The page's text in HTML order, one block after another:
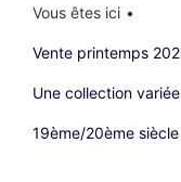
Vous êtes ici
Vente printemps
Une collection
19ème/20ème siècle